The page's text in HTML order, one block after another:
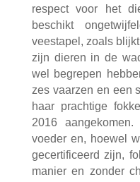
respect voor het
beschikt
veestapel, zoals
zijn dieren in de
wel begrepen
zes vaarzen en een
haar prachtige
2016
voeder en, hoewel
gecertificeerd zijn,
manier en zonder